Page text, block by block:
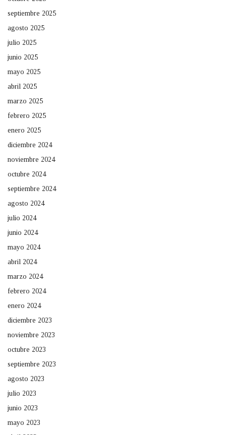
septiembre 2025
agosto 2025
julio 2025
junio 2025
mayo 2025
abril 2025
marzo 2025
febrero 2025
enero 2025
diciembre 2024
noviembre 2024
octubre 2024
septiembre 2024
agosto 2024
julio 2024
junio 2024
mayo 2024
abril 2024
marzo 2024
febrero 2024
enero 2024
diciembre 2023
noviembre 2023
octubre 2023
septiembre 2023
agosto 2023
julio 2023
junio 2023
mayo 2023